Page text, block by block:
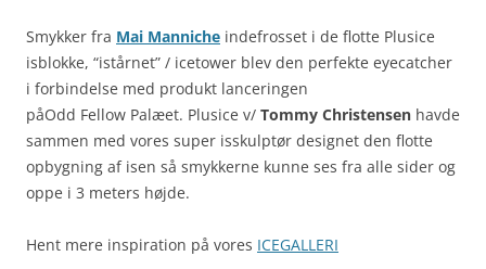
Smykker fra Mai Manniche indefrosset i de flotte Plusice
isblokke, “istårnet” / icetower blev den perfekte eyecatcher
i forbindelse med produkt lanceringen
påOdd Fellow Palæet. Plusice v/ Tommy Christensen havde
sammen med vores super isskulptør designet den flotte
opbygning af isen så smykkerne kunne ses fra alle sider og
oppe i 3 meters højde.
Hent mere inspiration på vores ICEGALLERI